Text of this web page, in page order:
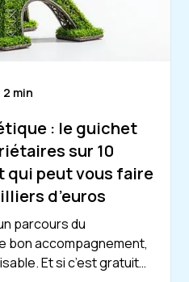
2 min
: le guichet
sur 10
qui peut vous faire
d’euros
parcours du
bon accompagnement,
Et si c’est gratuit…